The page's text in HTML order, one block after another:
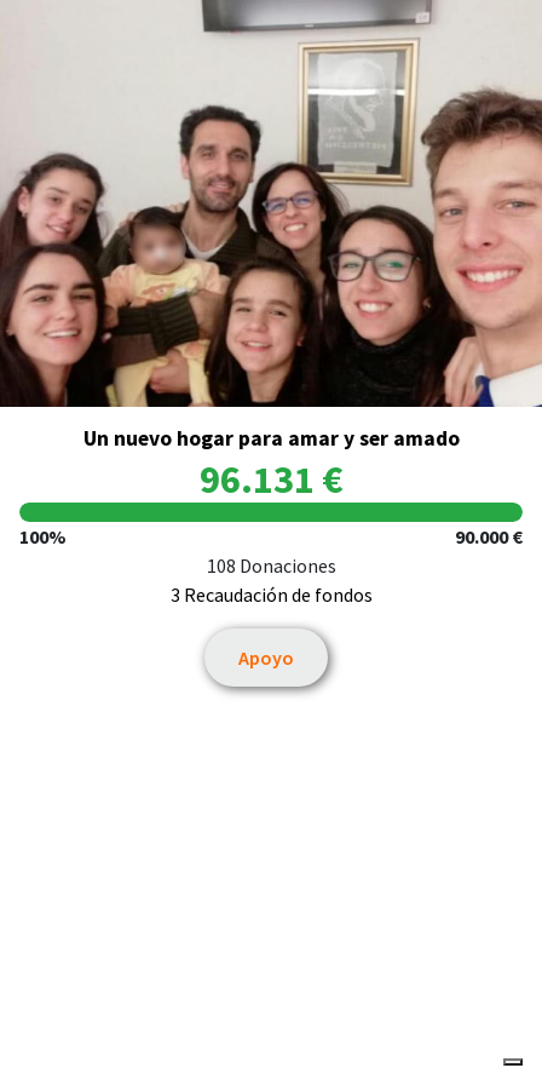
Un nuevo hogar para amar y ser amado
96.131 €
100%
90.000 €
108 Donaciones
3 Recaudación de fondos
Apoyo